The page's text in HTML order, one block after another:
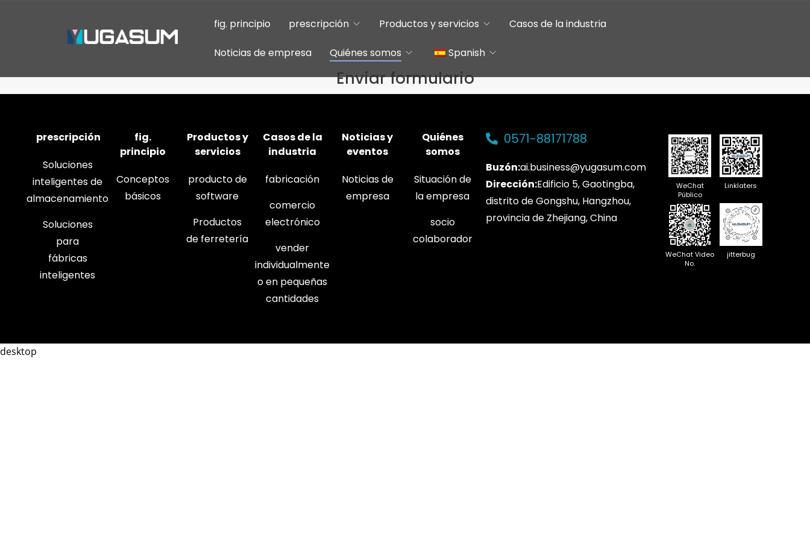
fig. principio prescripción Productos y servicios Casos de la industria
Noticias de empresa Quiénes somos Spanish
Enviar formulario
prescripción
Soluciones
inteligentes de
almacenamiento
Soluciones
para
fábricas
inteligentes
fig.
principio
Conceptos
básicos
Productos y
servicios
producto de
software
Productos
de ferretería
Casos de la
industria
fabricación
comercio
electrónico
vender
individualmente
o en pequeñas
cantidades
Noticias y
eventos
Noticias de
empresa
Quiénes
somos
Situación de
la empresa
socio
colaborador
0571-88171788
Buzón:ai.business@yugasum.com
Dirección:Edificio 5, Gaotingba,
distrito de Gongshu, Hangzhou,
provincia de Zhejiang, China
WeChat
Público
Linklaters
WeChat Video
No.
jitterbug